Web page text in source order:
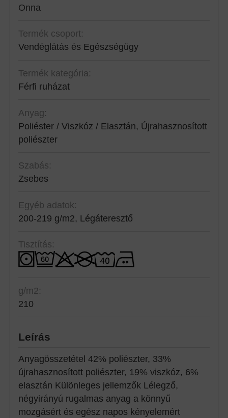
Onna
Termék csoport:
Vendéglátás és Egészségügy
Termék kategória:
Férfi ruházat
Anyag:
Poliéster / Viszkóz / Elasztán, Újrahasznosított
poliészter
Szabás:
Zsebes
Egyéb adatok:
200-219 g/m2, Légáteresztő
Tisztítás:
g/m2:
210
Leírás
Anyagösszetétel 42% poliészter, 33%
újrahasznosított poliészter, 19% viszkóz, 6%
elasztán Különleges jellemzők Lélegző,
négyirányú rugalmas anyag a könnyű
mozgásért és egész napos kényelemért